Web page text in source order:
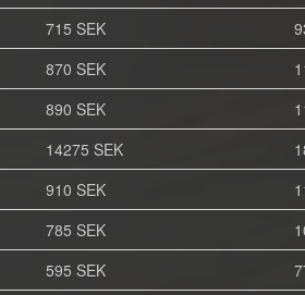
715 SEK
870 SEK
890 SEK
14275 SEK
910 SEK
785 SEK
595 SEK